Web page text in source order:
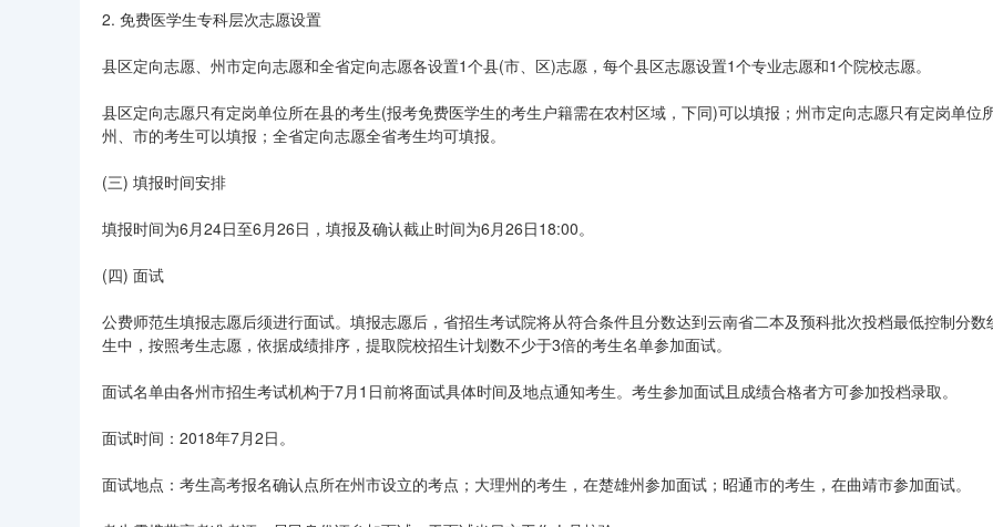
2. 免费医学生专科层次志愿设置
县区定向志愿、州市定向志愿和全省定向志愿各设置1个县(市、区)志愿，每个县区志愿设置1个专业志愿和1个院校志愿。
县区定向志愿只有定岗单位所在县的考生(报考免费医学生的考生户籍需在农村区域，下同)可以填报；州市定向志愿只有定岗单位
州、市的考生可以填报；全省定向志愿全省考生均可填报。
(三) 填报时间安排
填报时间为6月24日至6月26日，填报及确认截止时间为6月26日18:00。
(四) 面试
公费师范生填报志愿后须进行面试。填报志愿后，省招生考试院将从符合条件且分数达到云南省二本及预科批次投档最低控制分数
生中，按照考生志愿，依据成绩排序，提取院校招生计划数不少于3倍的考生名单参加面试。
面试名单由各州市招生考试机构于7月1日前将面试具体时间及地点通知考生。考生参加面试且成绩合格者方可参加投档录取。
面试时间：2018年7月2日。
面试地点：考生高考报名确认点所在州市设立的考点；大理州的考生，在楚雄州参加面试；昭通市的考生，在曲靖市参加面试。